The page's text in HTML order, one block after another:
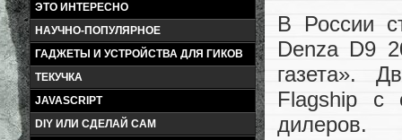
ЭТО ИНТЕРЕСНО
НАУЧНО-ПОПУЛЯРНОЕ
ГАДЖЕТЫ И УСТРОЙСТВА ДЛЯ ГИКОВ
ТЕКУЧКА
JAVASCRIPT
DIY ИЛИ СДЕЛАЙ САМ
В России
Denza D9
газета».
Flagship с
дилеров.